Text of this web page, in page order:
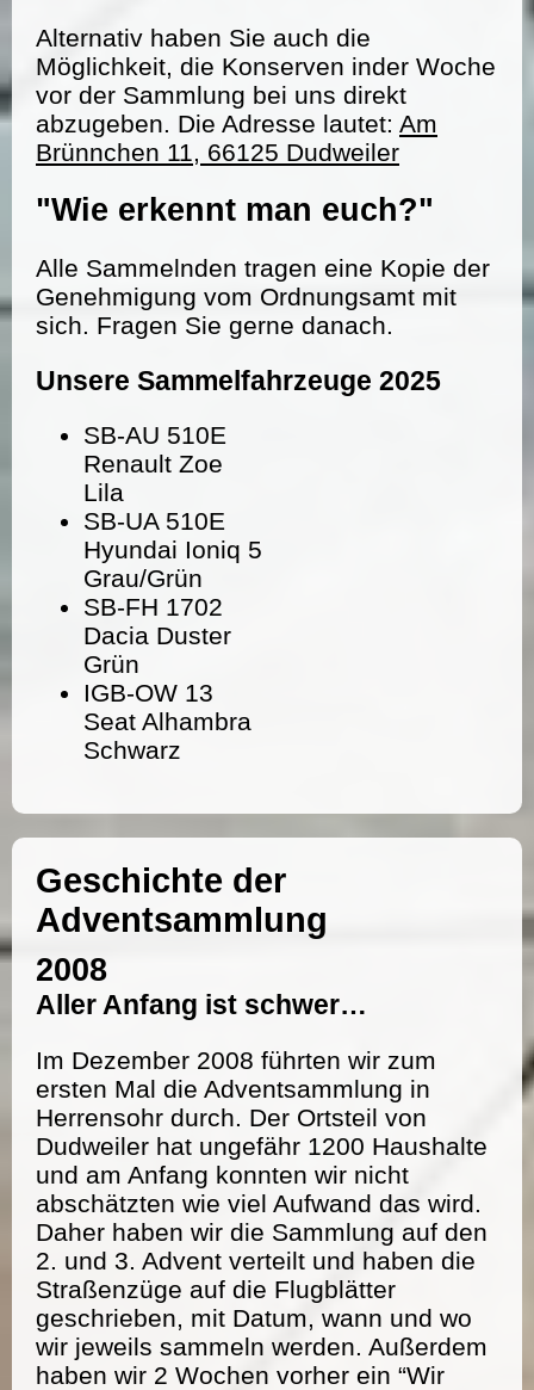
Alternativ haben Sie auch die
Möglichkeit, die Konserven inder Woche
vor der Sammlung bei uns direkt
abzugeben. Die Adresse lautet: Am
Brünnchen 11, 66125 Dudweiler
"Wie erkennt man euch?"
Alle Sammelnden tragen eine Kopie der
Genehmigung vom Ordnungsamt mit
sich. Fragen Sie gerne danach.
Unsere Sammelfahrzeuge 2025
SB-AU 510E
Renault Zoe
Lila
SB-UA 510E
Hyundai Ioniq 5
Grau/Grün
SB-FH 1702
Dacia Duster
Grün
IGB-OW 13
Seat Alhambra
Schwarz
Geschichte der
Adventsammlung
2008
Aller Anfang ist schwer…
Im Dezember 2008 führten wir zum
ersten Mal die Adventsammlung in
Herrensohr durch. Der Ortsteil von
Dudweiler hat ungefähr 1200 Haushalte
und am Anfang konnten wir nicht
abschätzten wie viel Aufwand das wird.
Daher haben wir die Sammlung auf den
2. und 3. Advent verteilt und haben die
Straßenzüge auf die Flugblätter
geschrieben, mit Datum, wann und wo
wir jeweils sammeln werden. Außerdem
haben wir 2 Wochen vorher ein “Wir